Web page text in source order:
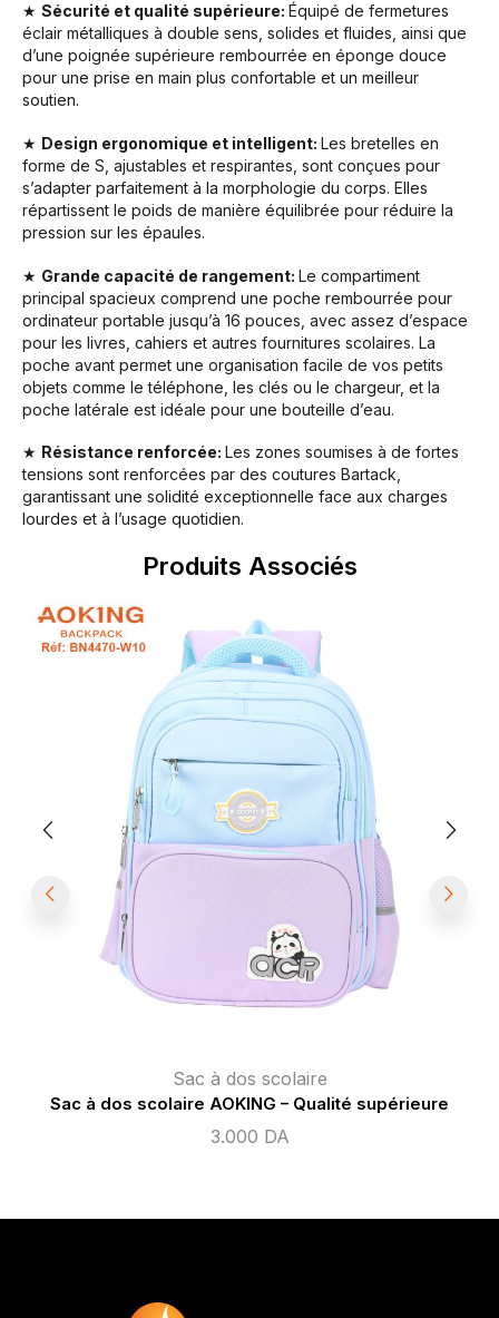
★ Sécurité et qualité supérieure: Équipé de fermetures
éclair métalliques à double sens, solides et fluides, ainsi que
d’une poignée supérieure rembourrée en éponge douce
pour une prise en main plus confortable et un meilleur
soutien.
★ Design ergonomique et intelligent: Les bretelles en
forme de S, ajustables et respirantes, sont conçues pour
s’adapter parfaitement à la morphologie du corps. Elles
répartissent le poids de manière équilibrée pour réduire la
pression sur les épaules.
★ Grande capacité de rangement: Le compartiment
principal spacieux comprend une poche rembourrée pour
ordinateur portable jusqu’à 16 pouces, avec assez d’espace
pour les livres, cahiers et autres fournitures scolaires. La
poche avant permet une organisation facile de vos petits
objets comme le téléphone, les clés ou le chargeur, et la
poche latérale est idéale pour une bouteille d’eau.
★ Résistance renforcée: Les zones soumises à de fortes
tensions sont renforcées par des coutures Bartack,
garantissant une solidité exceptionnelle face aux charges
lourdes et à l’usage quotidien.
Produits Associés
Sac à dos scolaire
Sac à dos scolaire AOKING – Qualité supérieure
3.000 DA